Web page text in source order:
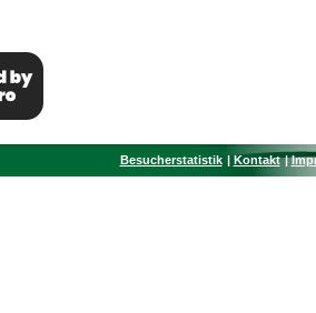
Besucherstatistik Kontakt